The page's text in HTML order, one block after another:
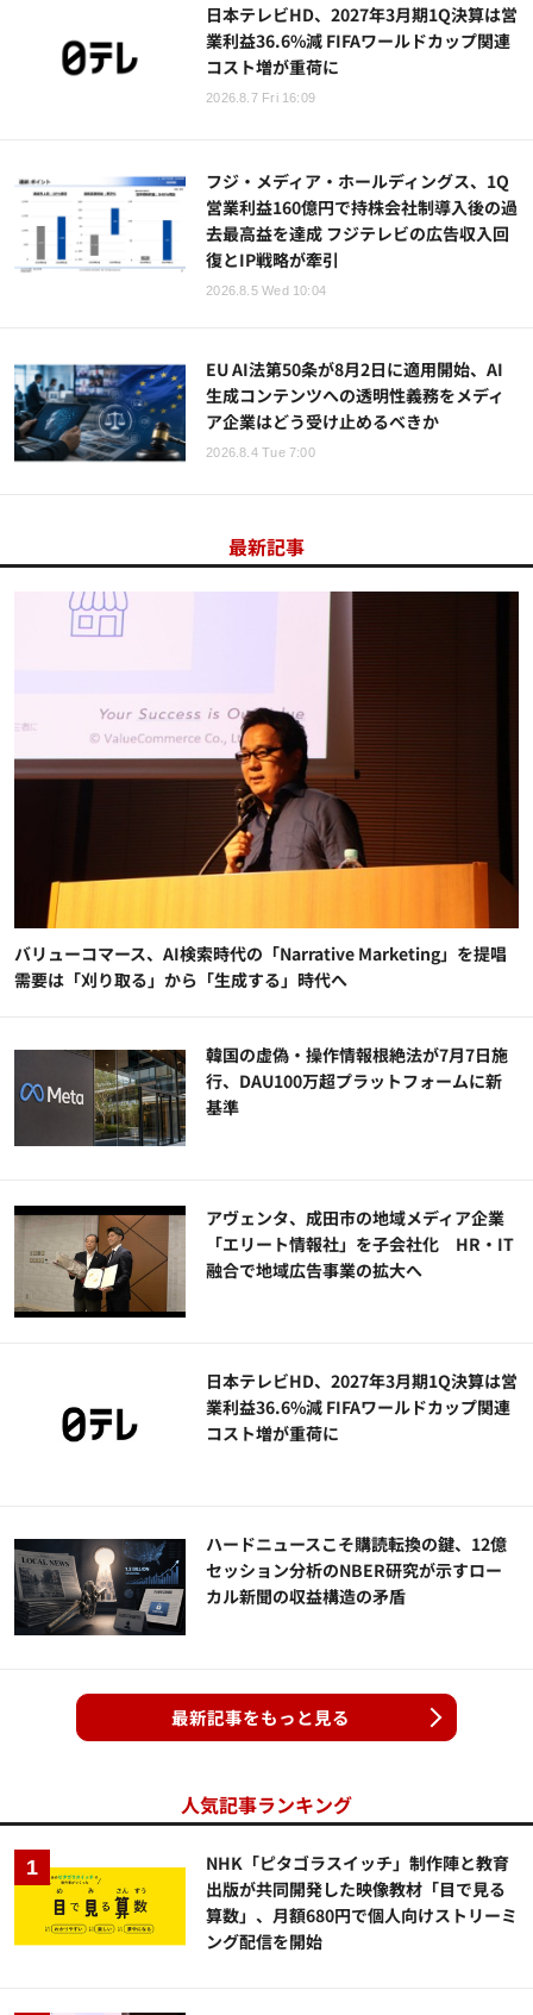
日本テレビHD、2027年3月期1Q決算は営
業利益36.6%減 FIFAワールドカップ関連
コスト増が重荷に
2026.8.7 Fri 16:09
フジ・メディア・ホールディングス、1Q
営業利益160億円で持株会社制導入後の過
去最高益を達成 フジテレビの広告収入回
復とIP戦略が牽引
2026.8.5 Wed 10:04
EU AI法第50条が8月2日に適用開始、AI
生成コンテンツへの透明性義務をメディ
ア企業はどう受け止めるべきか
2026.8.4 Tue 7:00
最新記事
バリューコマース、AI検索時代の「Narrative Marketing」を提唱
需要は「刈り取る」から「生成する」時代へ
韓国の虚偽・操作情報根絶法が7月7日施
行、DAU100万超プラットフォームに新
基準
アヴェンタ、成田市の地域メディア企業
「エリート情報社」を子会社化 HR・IT
融合で地域広告事業の拡大へ
日本テレビHD、2027年3月期1Q決算は営
業利益36.6%減 FIFAワールドカップ関連
コスト増が重荷に
ハードニュースこそ購読転換の鍵、12億
セッション分析のNBER研究が示すロー
カル新聞の収益構造の矛盾
最新記事をもっと見る
人気記事ランキング
NHK「ピタゴラスイッチ」制作陣と教育
出版が共同開発した映像教材「目で見る
算数」、月額680円で個人向けストリーミ
ング配信を開始